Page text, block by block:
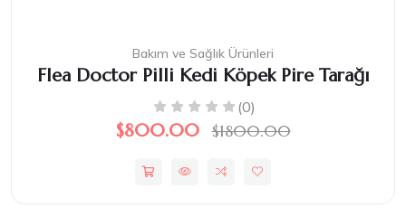
Bakım ve Sağlık Ürünleri
Flea Doctor Pilli Kedi Köpek Pire Tarağı
(0)
$800.00 $1800.00